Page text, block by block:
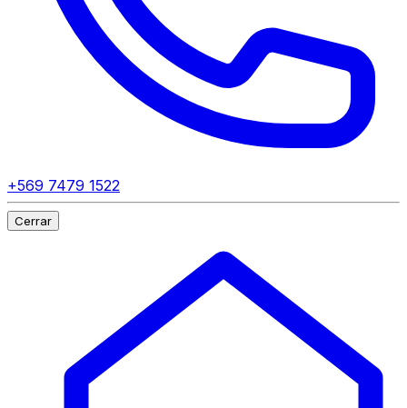
+569 7479 1522
Cerrar